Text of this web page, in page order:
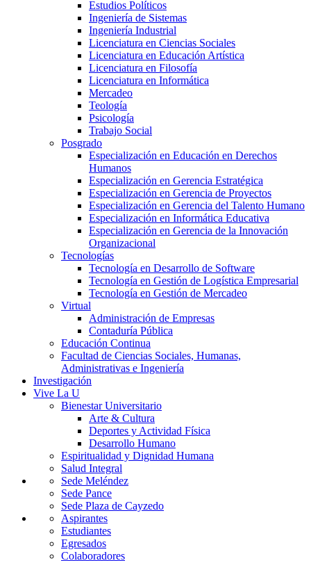
Estudios Políticos
Ingeniería de Sistemas
Ingeniería Industrial
Licenciatura en Ciencias Sociales
Licenciatura en Educación Artística
Licenciatura en Filosofía
Licenciatura en Informática
Mercadeo
Teología
Psicología
Trabajo Social
Posgrado
Especialización en Educación en Derechos
Humanos
Especialización en Gerencia Estratégica
Especialización en Gerencia de Proyectos
Especialización en Gerencia del Talento Humano
Especialización en Informática Educativa
Especialización en Gerencia de la Innovación
Organizacional
Tecnologías
Tecnología en Desarrollo de Software
Tecnología en Gestión de Logística Empresarial
Tecnología en Gestión de Mercadeo
Virtual
Administración de Empresas
Contaduría Pública
Educación Continua
Facultad de Ciencias Sociales, Humanas,
Administrativas e Ingeniería
Investigación
Vive La U
Bienestar Universitario
Arte & Cultura
Deportes y Actividad Física
Desarrollo Humano
Espiritualidad y Dignidad Humana
Salud Integral
Sede Meléndez
Sede Pance
Sede Plaza de Cayzedo
Aspirantes
Estudiantes
Egresados
Colaboradores